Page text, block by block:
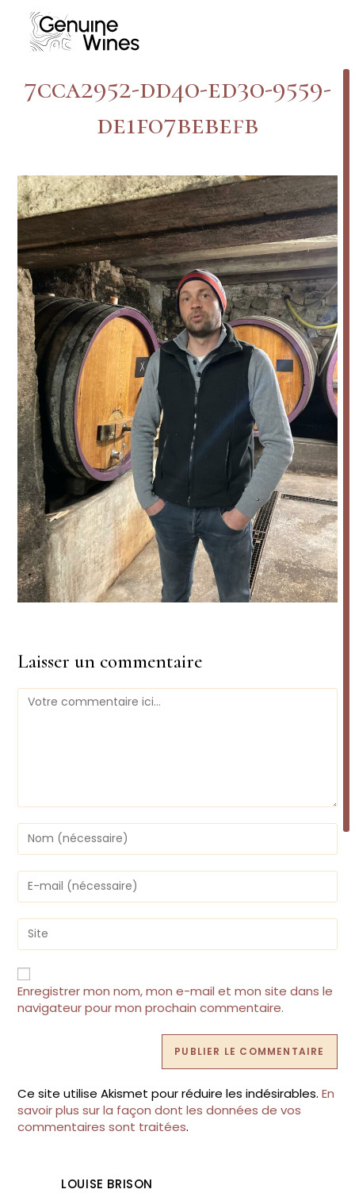
content
7cca2952-dd40-ed30-9559-
de1f07bebefb
Laisser un commentaire
Comment
Enter
your
name
or
username
to
comment
Enter
your
email
address
to
comment
Saisir
l’URL
de
votre
site
(facultatif)
Enregistrer mon nom, mon e-mail et mon site dans le
navigateur pour mon prochain commentaire.
Ce site utilise Akismet pour réduire les indésirables.En
savoir plus sur la façon dont les données de vos
commentaires sont traitées.
LOUISE BRISON